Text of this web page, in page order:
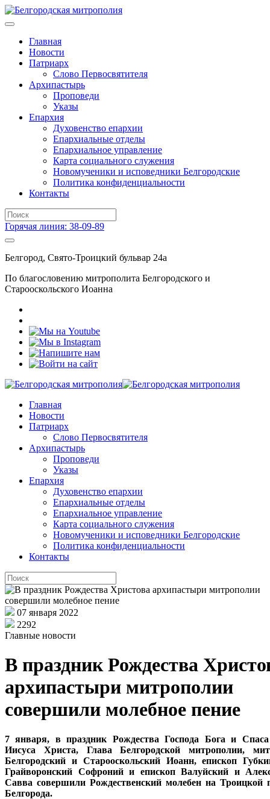
Главная
Новости
Патриарх
Слово Первосвятителя
Архипастырь
Проповеди
Указы
Епархия
Духовенство епархии
Епархиальные отделы
Епархиальное управление
Карта социального служения
Новомученики и исповедники Белгородские
Политика конфиденциальности
Контакты
Горячая линия: 38-09-89
Белгород, Свято-Троицкий бульвар 24а
По благословению митрополита Белгородского и
Старооскольского Иоанна
Главная
Новости
Патриарх
Слово Первосвятителя
Архипастырь
Проповеди
Указы
Епархия
Духовенство епархии
Епархиальные отделы
Епархиальное управление
Карта социального служения
Новомученики и исповедники Белгородские
Политика конфиденциальности
Контакты
07 января 2022
2292
Главные новости
В праздник Рождества
архипастыри митрополии
совершили молебное пение
7 января, в праздник Рождества Господа Бога и
Иисуса Христа, Глава Белгородской митрополии,
Белгородский и Старооскольский Иоанн, епископ
Грайворонский Софроний и епископ Валуйский и
Савва совершили Рождественский молебен на Троицкой
Белгорода.